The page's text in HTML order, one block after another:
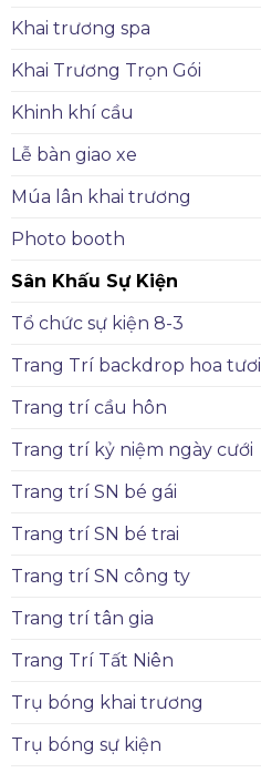
Khai trương spa
Khai Trương Trọn Gói
Khinh khí cầu
Lễ bàn giao xe
Múa lân khai trương
Photo booth
Sân Khấu Sự Kiện
Tổ chức sự kiện 8-3
Trang Trí backdrop hoa tươi
Trang trí cầu hôn
Trang trí kỷ niệm ngày cưới
Trang trí SN bé gái
Trang trí SN bé trai
Trang trí SN công ty
Trang trí tân gia
Trang Trí Tất Niên
Trụ bóng khai trương
Trụ bóng sự kiện